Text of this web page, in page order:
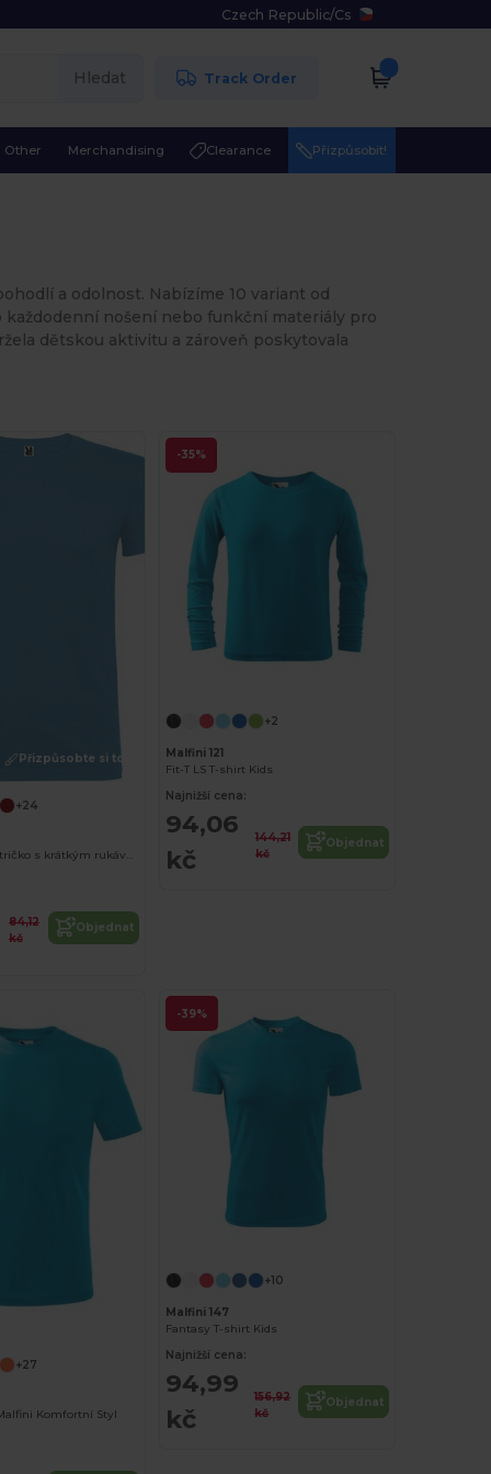
Czech Republic/Cs
Hledat Track Order
Other Merchandising Clearance Přizpůsobit!
a odolnost. Nabízíme 10 variant od
každodenní nošení nebo funkční materiály pro
dětskou aktivitu a zároveň poskytovala
Přizpůsobte si to!
+24
Beagle dětské tričko s krátkým rukávem
84,12
kč
Objednat
-35%
+2
Malfini 121
Fit-T LS T-shirt Kids
Najnižší cena:
94,06
kč
144,21
kč
Objednat
+27
Komfortní Styl
-39%
+10
Malfini 147
Fantasy T-shirt Kids
Najnižší cena:
94,99
kč
156,92
kč
Objednat